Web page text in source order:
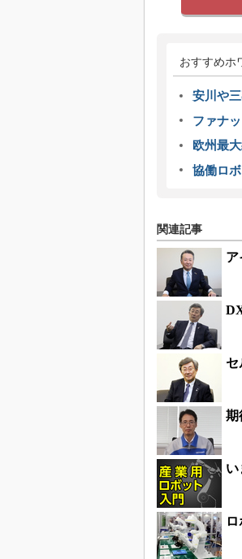
おすすめホ
安川や
ファナ
欧州最
協働ロ
関連記事
ア
セ
期
い